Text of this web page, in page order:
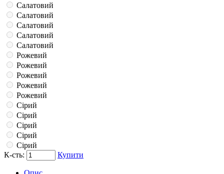
Салатовий
Салатовий
Салатовий
Салатовий
Салатовий
Рожевий
Рожевий
Рожевий
Рожевий
Рожевий
Сірий
Сірий
Сірий
Сірий
Сірий
К-сть:
Купити